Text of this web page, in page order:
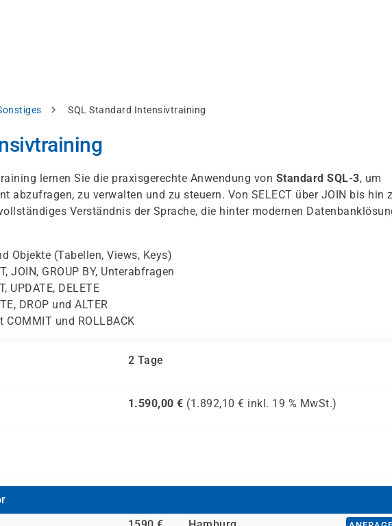
SQL Standard Intensivtraining
lernen Sie die praxisgerechte Anwendung von Standard SQL-3, um
abzufragen, zu verwalten und zu steuern. Von SELECT über JOIN bis hin
Verständnis der Sprache, die hinter modernen
Objekte (Tabellen, Views, Keys)
JOIN, GROUP BY, Unterabfragen
UPDATE, DELETE
DROP und ALTER
und ROLLBACK
2 Tage
1.590,00 € (1.892,10 € inkl. 19 % MwSt.)